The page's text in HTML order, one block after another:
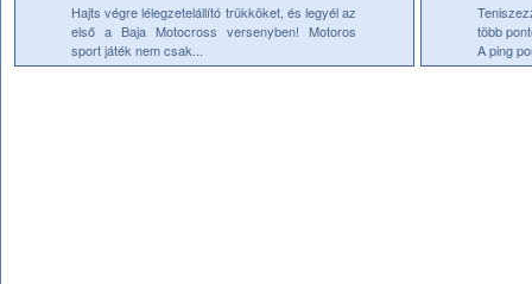
Hajts végre lélegzetelállító trükköket, és legyél az
első a Baja Motocross versenyben! Motoros
sport játék nem csak...
több
A ping